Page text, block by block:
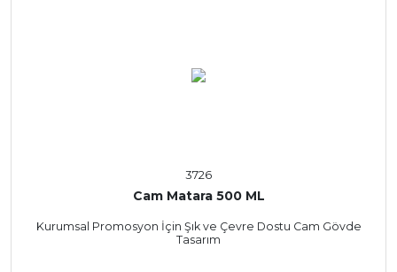
3726
Cam Matara 500 ML
Kurumsal Promosyon İçin Şık ve Çevre Dostu Cam Gövde
Tasarım